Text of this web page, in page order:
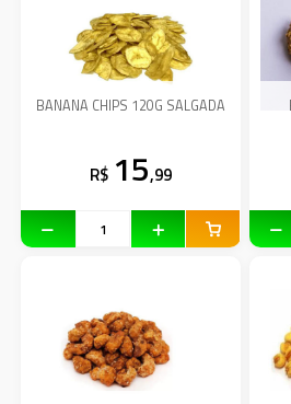
BANANA CHIPS 120G SALGADA
R$ 15,99